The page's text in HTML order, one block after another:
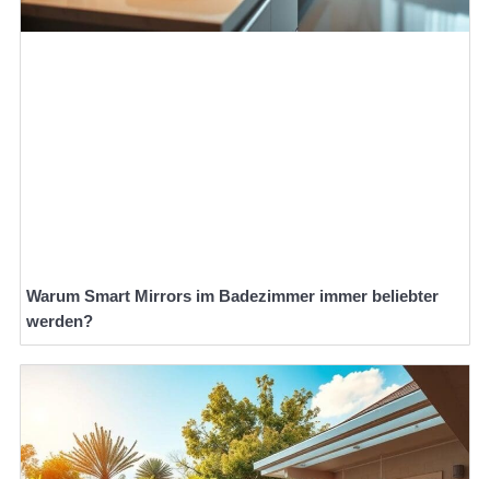
Warum Smart Mirrors im Badezimmer immer beliebter
werden?